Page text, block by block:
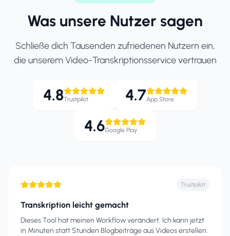
Was unsere Nutzer sagen
Schließe dich Tausenden zufriedenen Nutzern ein,
die unserem Video-Transkriptionsservice vertrauen
4.8Trustpilot 4.7App Store
4.6Google Play
Trustpilot
Transkription leicht gemacht
Dieses Tool hat meinen Workflow verändert. Ich kann jetzt
in Minuten statt Stunden Blogbeiträge aus Videos erstellen.